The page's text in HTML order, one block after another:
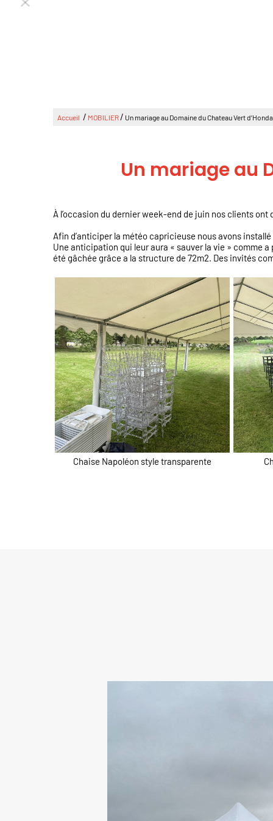
Accueil / MOBILIER / Un mariage au Domaine du Chateau Vert
Un mariage au
À l’occasion du dernier week-end de juin nos clients ont
Afin d’anticiper la météo capricieuse nous avons
Une anticipation qui leur aura « sauver la vie » comme
été gâchée grâce a la structure de 72m2. Des invités
Chaise Napoléon style transparente